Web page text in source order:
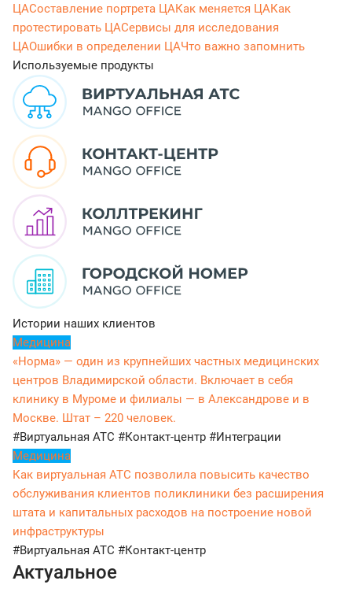
ЦАСоставление портрета ЦАКак меняется ЦАКак
протестировать ЦАСервисы для исследования
ЦАОшибки в определении ЦАЧто важно запомнить
Используемые продукты
Истории наших клиентов
Медицина
«Норма» — один из крупнейших частных медицинских
центров Владимирской области. Включает в себя
клинику в Муроме и филиалы — в Александрове и в
Москве. Штат – 220 человек.
#Виртуальная АТС #Контакт-центр #Интеграции
Медицина
Как виртуальная АТС позволила повысить качество
обслуживания клиентов поликлиники без расширения
штата и капитальных расходов на построение новой
инфраструктуры
#Виртуальная АТС #Контакт-центр
Актуальное